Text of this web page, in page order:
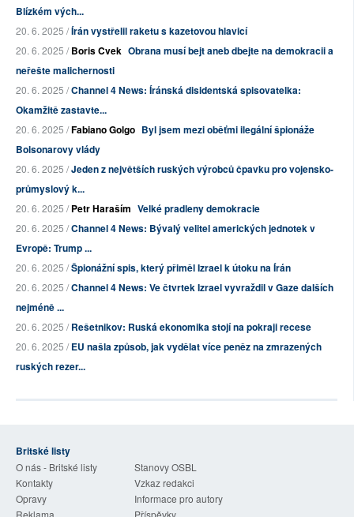
Blízkém vých...
20. 6. 2025 /Írán vystřelil raketu s kazetovou hlavicí
20. 6. 2025 /Boris Cvek Obrana musí bejt aneb dbejte na demokracii a
neřešte malichernosti
20. 6. 2025 /Channel 4 News: Íránská disidentská spisovatelka:
Okamžitě zastavte...
20. 6. 2025 /Fabiano Golgo Byl jsem mezi oběťmi ilegální špionáže
Bolsonarovy vlády
20. 6. 2025 /Jeden z největších ruských výrobců čpavku pro vojensko-
průmyslový k...
20. 6. 2025 /Petr Haraším Velké pradleny demokracie
20. 6. 2025 /Channel 4 News: Bývalý velitel amerických jednotek v
Evropě: Trump ...
20. 6. 2025 /Špionážní spis, který přiměl Izrael k útoku na Írán
20. 6. 2025 /Channel 4 News: Ve čtvrtek Izrael vyvraždil v Gaze dalších
nejméně ...
20. 6. 2025 /Rešetnikov: Ruská ekonomika stojí na pokraji recese
20. 6. 2025 /EU našla způsob, jak vydělat více peněz na zmrazených
ruských rezer...
Britské listy
O nás - Britské listy
Stanovy OSBL
Kontakty
Vzkaz redakci
Opravy
Informace pro autory